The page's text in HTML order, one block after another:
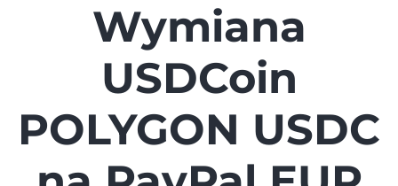
Wymiana
USDCoin
POLYGON USDC